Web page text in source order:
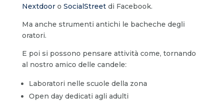
Nextdooro SocialStreetdi Facebook.
Ma anche strumenti antichi le bacheche degli
oratori.
E poi si possono pensare attività come, tornando
al nostro amico delle candele:
Laboratori nelle scuole della zona
Open day dedicati agli adulti